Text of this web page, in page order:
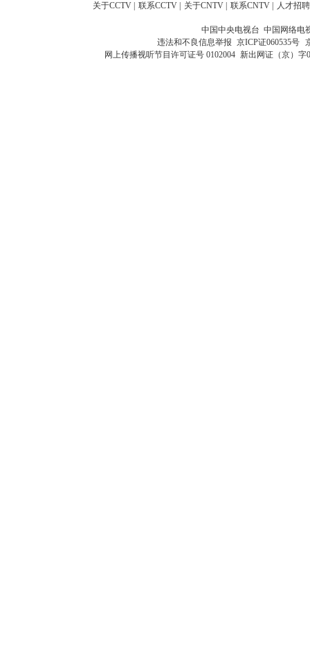
关于CCTV 联系CCTV 关于CNTV 联系CNTV 人才招聘
中国中央电视台 中国网络电
违法和不良信息举报 京ICP证060535号
网上传播视听节目许可证号 0102004 新出网证（京）